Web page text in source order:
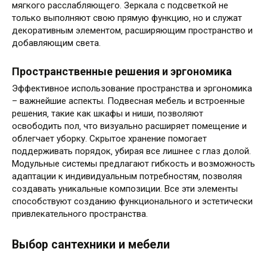
мягкого расслабляющего. Зеркала с подсветкой не
только выполняют свою прямую функцию‚ но и служат
декоративным элементом‚ расширяющим пространство и
добавляющим света.
Пространственные решения и эргономика
Эффективное использование пространства и эргономика
– важнейшие аспекты. Подвесная мебель и встроенные
решения‚ такие как шкафы и ниши‚ позволяют
освободить пол‚ что визуально расширяет помещение и
облегчает уборку. Скрытое хранение помогает
поддерживать порядок‚ убирая все лишнее с глаз долой.
Модульные системы предлагают гибкость и возможность
адаптации к индивидуальным потребностям‚ позволяя
создавать уникальные композиции. Все эти элементы
способствуют созданию функционального и эстетически
привлекательного пространства.
Выбор сантехники и мебели